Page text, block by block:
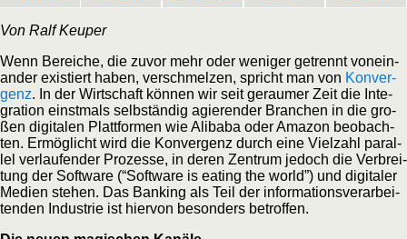
Von Ralf Keuper
Wenn Berei­che, die zuvor mehr oder weni­ger getrennt von­ein­
an­der exis­tiert haben, ver­schmel­zen, spricht man von Kon­ver­
genz. In der Wirt­schaft kön­nen wir seit gerau­mer Zeit die Inte­
gra­ti­on einst­mals selb­stän­dig agie­ren­der Bran­chen in die gro­
ßen digi­ta­len Platt­for­men wie Ali­baba oder Ama­zon beob­ach­
ten. Ermög­licht wird die Kon­ver­genz durch eine Viel­zahl par­al­
lel ver­lau­fen­der Pro­zes­se, in deren Zen­trum jedoch die Ver­brei­
tung der Soft­ware (“Soft­ware is eating the world”) und digi­ta­ler
Medi­en ste­hen. Das Ban­king als Teil der infor­ma­ti­ons­ver­ar­bei­
ten­den Indus­trie ist hier­von beson­ders betroffen.